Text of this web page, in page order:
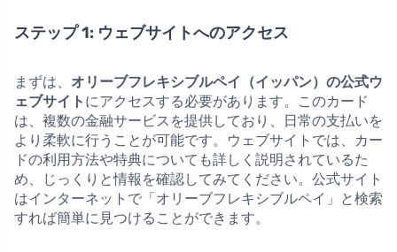
ステップ 1: ウェブサイトへのアクセス
まずは、 オリーブフレキシブルペイ（イッパン）の公式ウ
ェブサイト にアクセスする必要があります。このカード
は、複数の金融サービスを提供しており、日常の支払いを
より柔軟に行うことが可能です。ウェブサイトでは、カー
ドの利用方法や特典についても詳しく説明されているた
め、じっくりと情報を確認してみてください。公式サイト
はインターネットで「オリーブフレキシブルペイ」と検索
すれば簡単に見つけることができます。